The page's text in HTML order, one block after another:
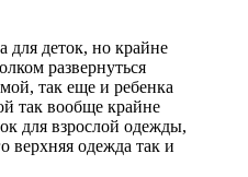
для деток, но крайне
развернуться
так еще и ребенка
так вообще крайне
для взрослой одежды,
верхняя одежда так и